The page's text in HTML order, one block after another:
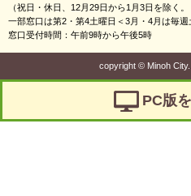
（祝日・休日、12月29日から1月3日を除く。
一部窓口は第2・第4土曜日＜3月・4月は毎週
窓口受付時間：午前9時から午後5時
copyright ©Minoh City.
PC版